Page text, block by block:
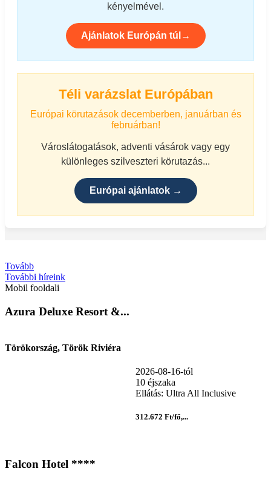
kényelmével.
Ajánlatok Európán túl→
Téli varázslat Európában
Európai körutazások decemberben, januárban és
februárban!
Városlátogatások, adventi vásárok vagy egy
különleges szilveszteri körutazás...
Európai ajánlatok →
Tovább
További híreink
Mobil fooldali
Azura Deluxe Resort &...
Törökország, Török Riviéra
2026-08-16-tól
10 éjszaka
Ellátás: Ultra All Inclusive
312.672 Ft/fő,...
Falcon Hotel ****